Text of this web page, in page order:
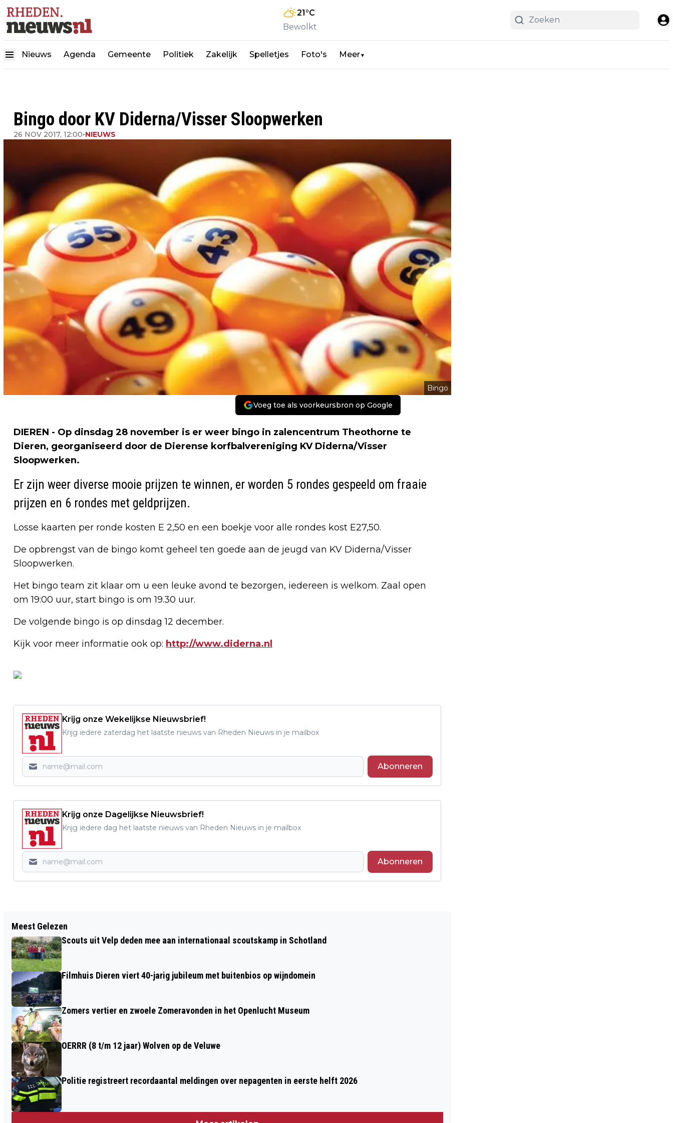
21°C
Bewolkt
Nieuws Agenda Gemeente Politiek Zakelijk Spelletjes Foto's Meer▼
Bingo door KV Diderna/Visser Sloopwerken
26 NOV 2017, 12:00•NIEUWS
Bingo
Voeg toe als voorkeursbron op Google
DIEREN - Op dinsdag 28 november is er weer bingo in zalencentrum Theothorne te
Dieren, georganiseerd door de Dierense korfbalvereniging KV Diderna/Visser
Sloopwerken.
Er zijn weer diverse mooie prijzen te winnen, er worden 5 rondes gespeeld om fraaie
prijzen en 6 rondes met geldprijzen.
Losse kaarten per ronde kosten E 2,50 en een boekje voor alle rondes kost E27,50.
De opbrengst van de bingo komt geheel ten goede aan de jeugd van KV Diderna/Visser
Sloopwerken.
Het bingo team zit klaar om u een leuke avond te bezorgen, iedereen is welkom. Zaal open
om 19:00 uur, start bingo is om 19.30 uur.
De volgende bingo is op dinsdag 12 december.
Kijk voor meer informatie ook op: http://www.diderna.nl
Krijg onze Wekelijkse Nieuwsbrief!
Krijg iedere zaterdag het laatste nieuws van Rheden Nieuws in je mailbox
Abonneren
Krijg onze Dagelijkse Nieuwsbrief!
Krijg iedere dag het laatste nieuws van Rheden Nieuws in je mailbox
Abonneren
DICKENS FESTIVAL VELP, ZONDAG 10
DECEMBER, BEN JIJ ERBIJ?
Meest Gelezen
Scouts uit Velp deden mee aan internationaal scoutskamp in Schotland
Filmhuis Dieren viert 40-jarig jubileum met buitenbios op wijndomein
Zomers vertier en zwoele Zomeravonden in het Openlucht Museum
OERRR (8 t/m 12 jaar) Wolven op de Veluwe
Politie registreert recordaantal meldingen over nepagenten in eerste helft 2026